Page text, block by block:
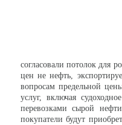
согласовали потолок для
цен не нефть,
вопросам предельной
услуг, включая
перевозками сырой
покупатели будут